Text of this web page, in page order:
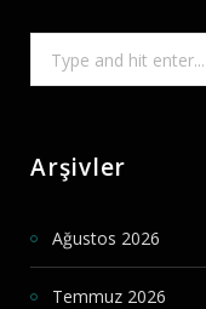
Arşivler
Ağustos 2026
Temmuz 2026